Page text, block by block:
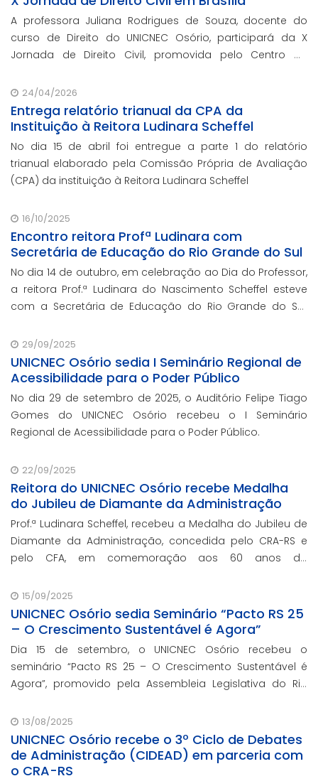
A professora Juliana Rodrigues de Souza, docente do
curso de Direito do UNICNEC Osório, participará da X
Jornada de Direito Civil, promovida pelo Centro de
(CEJ/CJF), nos dias 15 e 16 de junho, em Br
24/04/2026
Entrega relatório trianual da CPA da
Instituição à Reitora Ludinara Scheffel
No dia 15 de abril foi entregue a parte 1 do relatório
trianual elaborado pela Comissão Própria de Avaliação
(CPA) da instituição à Reitora Ludinara Scheffel
16/10/2025
Encontro reitora Profª Ludinara com
Secretária de Educação do Rio Grande do Sul
No dia 14 de outubro, em celebração ao Dia do Professor,
a reitora Prof.ª Ludinara do Nascimento Scheffel esteve
com a Secretária de Educação do Rio Grande do Sul,
29/09/2025
UNICNEC Osório sedia I Seminário Regional de
Acessibilidade para o Poder Público
No dia 29 de setembro de 2025, o Auditório Felipe Tiago
Gomes do UNICNEC Osório recebeu o I Seminário
Regional de Acessibilidade para o Poder Público.
22/09/2025
Reitora do UNICNEC Osório recebe Medalha
do Jubileu de Diamante da Administração
Prof.ª Ludinara Scheffel, recebeu a Medalha do Jubileu de
Diamante da Administração, concedida pelo CRA-RS e
pelo CFA, em comemoração aos 60 anos da
Brasil.
15/09/2025
UNICNEC Osório sedia Seminário “Pacto RS 25
– O Crescimento Sustentável é Agora”
Dia 15 de setembro, o UNICNEC Osório recebeu o
seminário “Pacto RS 25 – O Crescimento Sustentável é
Agora”, promovido pela Assembleia Legislativa do Rio
evento ocorreu no auditório Felipe Tiago Gomes.
13/08/2025
UNICNEC Osório recebe o 3º Ciclo de Debates
de Administração (CIDEAD) em parceria com
o CRA-RS